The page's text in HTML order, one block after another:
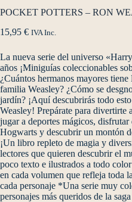
POCKET POTTERS – RON
15,95 € IVA Inc.
La nueva serie del universo
años ¡Miniguías coleccionables
¿Cuántos hermanos mayores
familia Weasley? ¿Cómo se
jardín? ¡Aquí descubrirás todo
Weasley! Prepárate para divertirte
jugar a deportes mágicos, disfrutar
Hogwarts y descubrir un montón
¡Un libro repleto de magia y
lectores que quieren descubrir el
poco texto e ilustrados a todo
en cada volumen que refleja toda
cada personaje *Una serie muy
personajes más queridos de la saga